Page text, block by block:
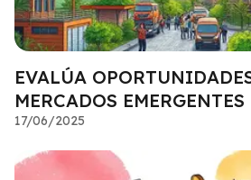
EVALÚA
MERCADOS EMERGENTES
17/06/2025